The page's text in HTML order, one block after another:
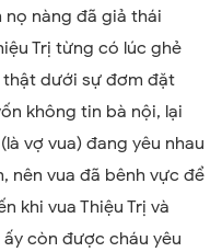
nàng đã giả thái
Trị từng có lúc ghẻ
thật dưới sự đơm đặt
không tin bà nội, lại
vợ vua) đang yêu nhau
nên vua đã bênh vực để
khi vua Thiệu Trị và
còn được cháu yêu